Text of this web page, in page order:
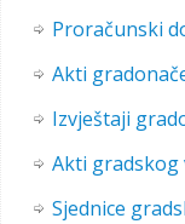
Proračunski
Akti
Izvještaji
Akti gradskog
Sjednice